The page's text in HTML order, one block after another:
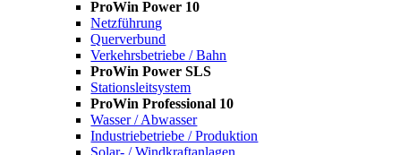
ProWin Power 10
Netzführung
Querverbund
Verkehrsbetriebe / Bahn
ProWin Power SLS
Stationsleitsystem
ProWin Professional 10
Wasser / Abwasser
Industriebetriebe / Produktion
Solar- / Windkraftanlagen